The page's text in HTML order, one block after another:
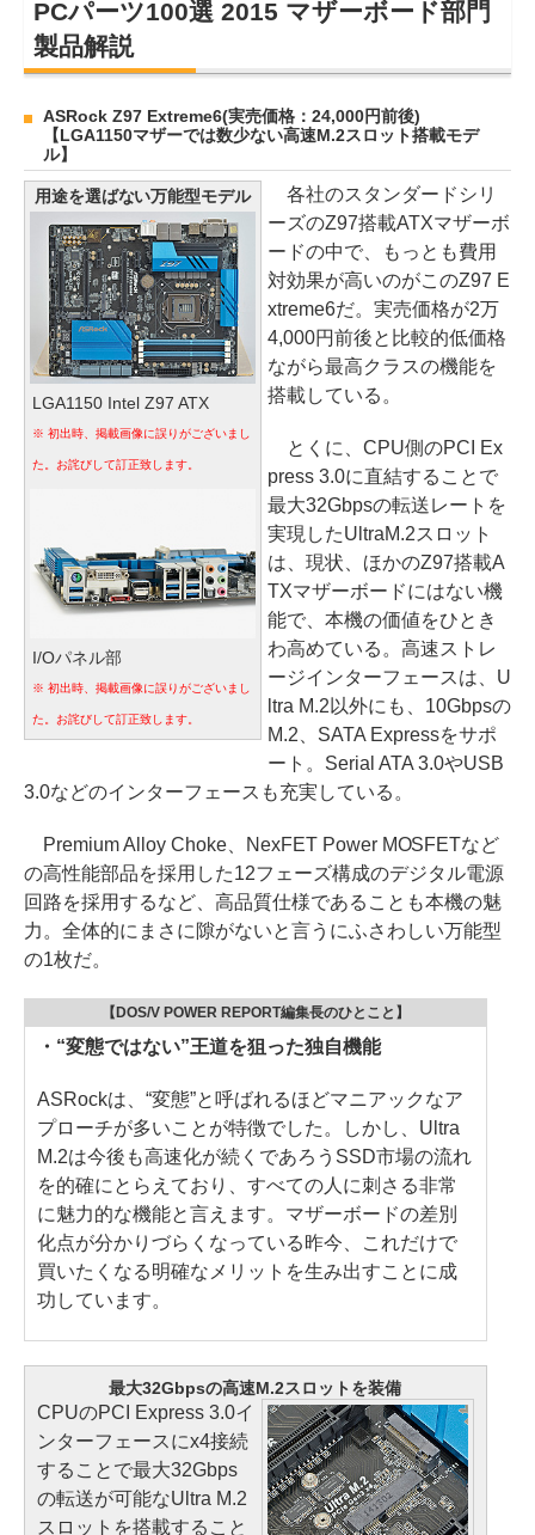
PCパーツ100選 2015 マザーボード部門
製品解説
ASRock Z97 Extreme6(実売価格：24,000円前後)
【LGA1150マザーでは数少ない高速M.2スロット搭載モデ
ル】
用途を選ばない万能型モデル
LGA1150 Intel Z97 ATX
※ 初出時、掲載画像に誤りがございまし
た。お詫びして訂正致します。
I/Oパネル部
※ 初出時、掲載画像に誤りがございまし
た。お詫びして訂正致します。
各社のスタンダードシリ
ーズのZ97搭載ATXマザーボ
ードの中で、もっとも費用
対効果が高いのがこのZ97 E
xtreme6だ。実売価格が2万
4,000円前後と比較的低価格
ながら最高クラスの機能を
搭載している。
とくに、CPU側のPCI Ex
press 3.0に直結することで
最大32Gbpsの転送レートを
実現したUltraM.2スロット
は、現状、ほかのZ97搭載A
TXマザーボードにはない機
能で、本機の価値をひとき
わ高めている。高速ストレ
ージインターフェースは、U
ltra M.2以外にも、10Gbpsの
M.2、SATA Expressをサポ
ート。Serial ATA 3.0やUSB
3.0などのインターフェースも充実している。
Premium Alloy Choke、NexFET Power MOSFETなど
の高性能部品を採用した12フェーズ構成のデジタル電源
回路を採用するなど、高品質仕様であることも本機の魅
力。全体的にまさに隙がないと言うにふさわしい万能型
の1枚だ。
【DOS/V POWER REPORT編集長のひとこと】
・“変態ではない”王道を狙った独自機能
ASRockは、“変態”と呼ばれるほどマニアックなア
プローチが多いことが特徴でした。しかし、Ultra
M.2は今後も高速化が続くであろうSSD市場の流れ
を的確にとらえており、すべての人に刺さる非常
に魅力的な機能と言えます。マザーボードの差別
化点が分かりづらくなっている昨今、これだけで
買いたくなる明確なメリットを生み出すことに成
功しています。
最大32Gbpsの高速M.2スロットを装備
CPUのPCI Express 3.0イ
ンターフェースにx4接続
することで最大32Gbps
の転送が可能なUltra M.2
スロットを搭載すること